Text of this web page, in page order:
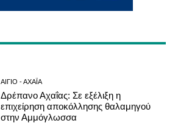
ΑΊΓΙΟ - ΑΧΑΪ́Α
Δρέπανο Αχαΐας: Σε εξέλιξη η
επιχείρηση αποκόλλησης θαλαμηγού
στην Αμμόγλωσσα